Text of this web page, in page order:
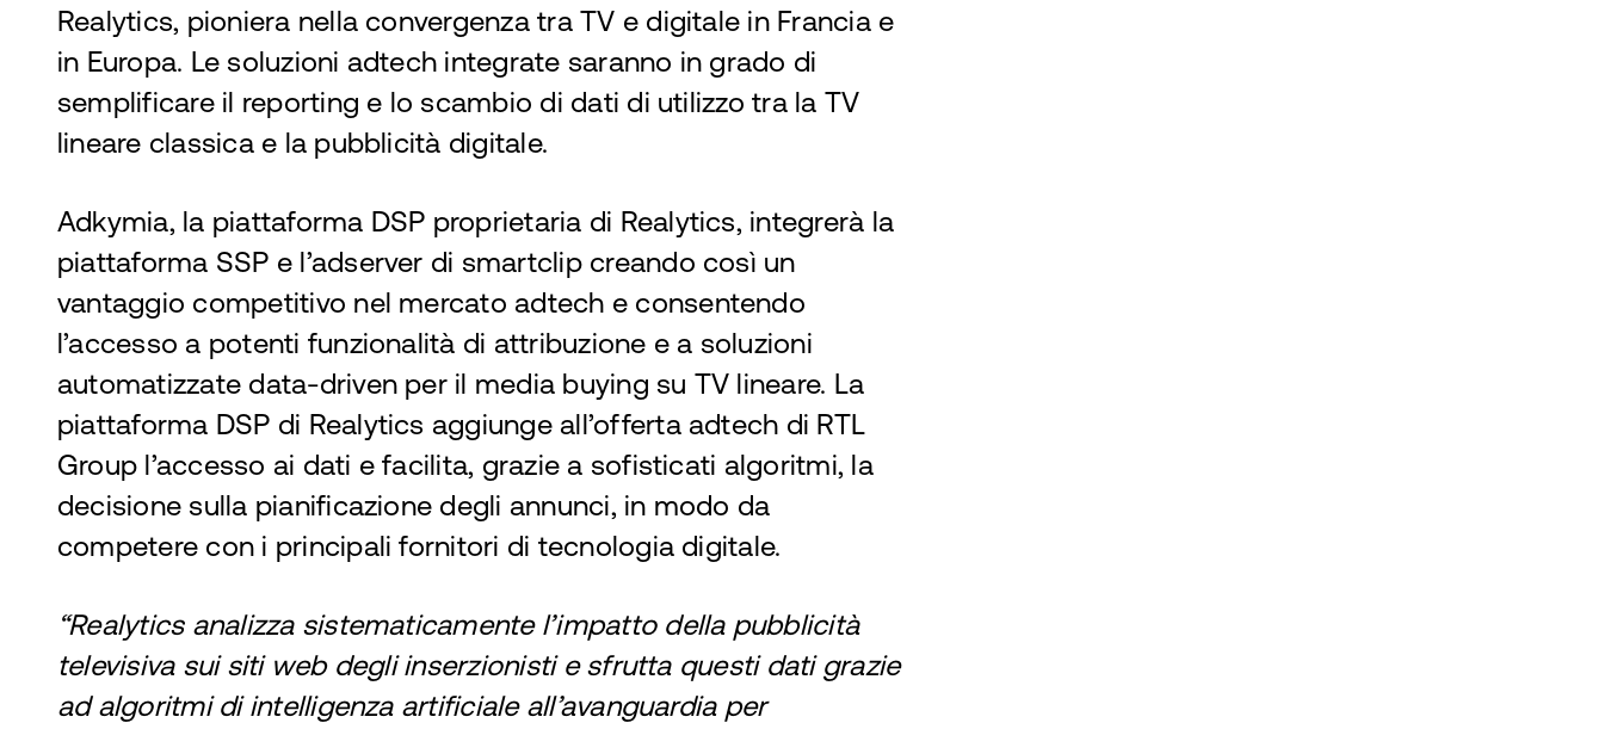
Realytics, pioniera nella convergenza tra TV e digitale in Francia e
in Europa. Le soluzioni adtech integrate saranno in grado di
semplificare il reporting e lo scambio di dati di utilizzo tra la TV
lineare classica e la pubblicità digitale.
Adkymia, la piattaforma DSP proprietaria di Realytics, integrerà la
piattaforma SSP e l’adserver di smartclip creando così un
vantaggio competitivo nel mercato adtech e consentendo
l’accesso a potenti funzionalità di attribuzione e a soluzioni
automatizzate data-driven per il media buying su TV lineare. La
piattaforma DSP di Realytics aggiunge all’offerta adtech di RTL
Group l’accesso ai dati e facilita, grazie a sofisticati algoritmi, la
decisione sulla pianificazione degli annunci, in modo da
competere con i principali fornitori di tecnologia digitale.
“Realytics analizza sistematicamente l’impatto della pubblicità
televisiva sui siti web degli inserzionisti e sfrutta questi dati grazie
ad algoritmi di intelligenza artificiale all’avanguardia per